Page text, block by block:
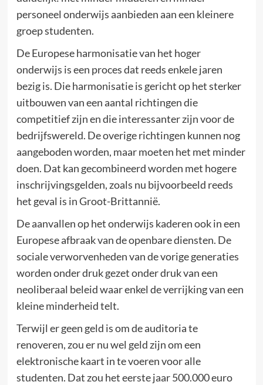
personeel onderwijs aanbieden aan een kleinere
groep studenten.
De Europese harmonisatie van het hoger
onderwijs is een proces dat reeds enkele jaren
bezig is. Die harmonisatie is gericht op het sterker
uitbouwen van een aantal richtingen die
competitief zijn en die interessanter zijn voor de
bedrijfswereld. De overige richtingen kunnen nog
aangeboden worden, maar moeten het met minder
doen. Dat kan gecombineerd worden met hogere
inschrijvingsgelden, zoals nu bijvoorbeeld reeds
het geval is in Groot-Brittannië.
De aanvallen op het onderwijs kaderen ook in een
Europese afbraak van de openbare diensten. De
sociale verworvenheden van de vorige generaties
worden onder druk gezet onder druk van een
neoliberaal beleid waar enkel de verrijking van een
kleine minderheid telt.
Terwijl er geen geld is om de auditoria te
renoveren, zou er nu wel geld zijn om een
elektronische kaart in te voeren voor alle
studenten. Dat zou het eerste jaar 500.000 euro